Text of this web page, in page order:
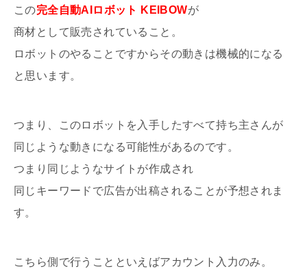
この完全自動AIロボット KEIBOWが
商材として販売されていること。
ロボットのやることですからその動きは機械的になる
と思います。
つまり、このロボットを入手したすべて持ち主さんが
同じような動きになる可能性があるのです。
つまり同じようなサイトが作成され
同じキーワードで広告が出稿されることが予想されま
す。
こちら側で行うことといえばアカウント入力のみ。